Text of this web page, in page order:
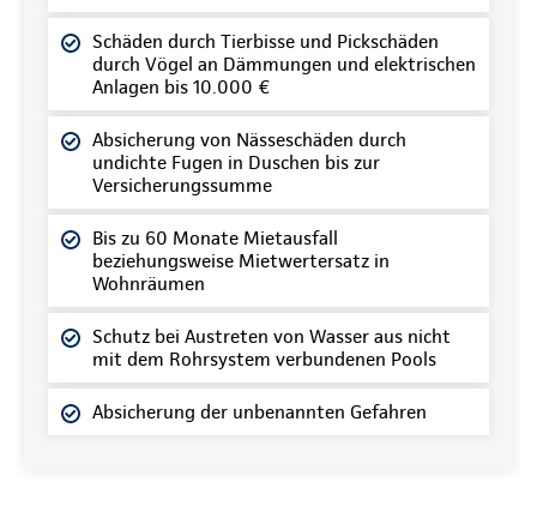
Schäden durch Tierbisse und Pickschäden
durch Vögel an Dämmungen und elektrischen
Anlagen bis 10.000 €
Absicherung von Nässeschäden durch
undichte Fugen in Duschen bis zur
Versicherungssumme
Bis zu 60 Monate Mietausfall
beziehungsweise Mietwertersatz in
Wohnräumen
Schutz bei Austreten von Wasser aus nicht
mit dem Rohrsystem verbundenen Pools
Absicherung der unbenannten Gefahren